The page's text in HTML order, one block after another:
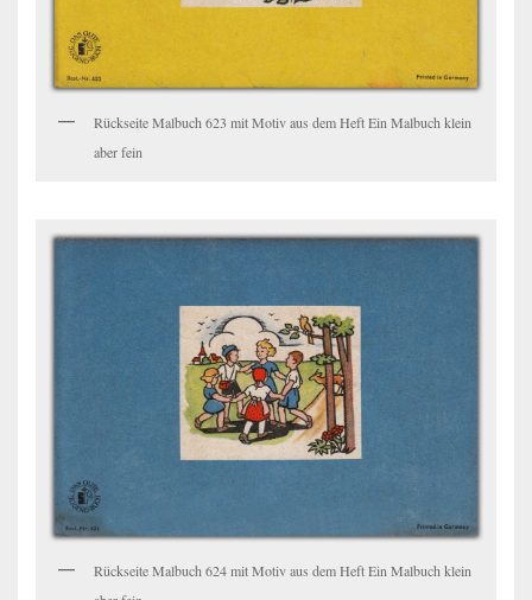
Rückseite Malbuch 623 mit Motiv aus dem Heft Ein Malbuch klein
aber fein
Rückseite Malbuch 624 mit Motiv aus dem Heft Ein Malbuch klein